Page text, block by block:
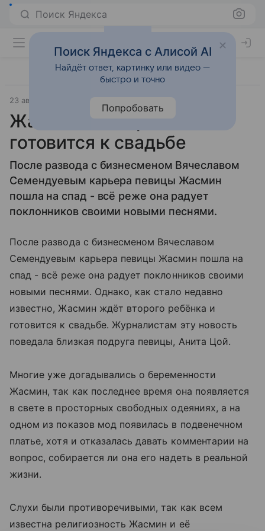
Поиск Яндекса
23 августа 2011
Жасмин ждет ребенка и
готовится к свадьбе
После развода с бизнесменом Вячеславом
Семендуевым карьера певицы Жасмин
пошла на спад - всё реже она радует
поклонников своими новыми песнями.
После развода с бизнесменом Вячеславом
Семендуевым карьера певицы Жасмин пошла на
спад - всё реже она радует поклонников своими
новыми песнями. Однако, как стало недавно
известно, Жасмин ждёт второго ребёнка и
готовится к свадьбе. Журналистам эту новость
поведала близкая подруга певицы, Анита Цой.
Многие уже догадывались о беременности
Жасмин, так как последнее время она появляется
в свете в просторных свободных одеяниях, а на
одном из показов мод появилась в подвенечном
платье, хотя и отказалась давать комментарии на
вопрос, собирается ли она его надеть в реальной
жизни.
Слухи были противоречивыми, так как всем
известна религиозность Жасмин и её
Поиск Яндекса с Алисой AI
Найдёт ответ, картинку или видео —
быстро и точно
Попробовать